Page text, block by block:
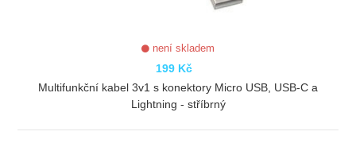
není skladem
199 Kč
Multifunkční kabel 3v1 s konektory Micro USB, USB-C a
Lightning - stříbrný